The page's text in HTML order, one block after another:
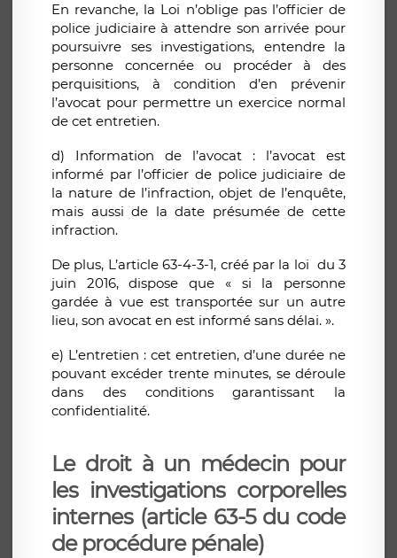
En revanche, la Loi n’oblige pas l’officier de
police judiciaire à attendre son arrivée pour
poursuivre ses investigations, entendre la
personne concernée ou procéder à des
perquisitions, à condition d’en prévenir
l’avocat pour permettre un exercice normal
de cet entretien.
d) Information de l’avocat : l’avocat est
informé par l’officier de police judiciaire de
la nature de l’infraction, objet de l’enquête,
mais aussi de la date présumée de cette
infraction.
De plus, L’article 63-4-3-1, créé par la loi du 3
juin 2016, dispose que « si la personne
gardée à vue est transportée sur un autre
lieu, son avocat en est informé sans délai. ».
e) L’entretien : cet entretien, d’une durée ne
pouvant excéder trente minutes, se déroule
dans des conditions garantissant la
confidentialité.
Le droit à un médecin pour
les investigations corporelles
internes (article 63-5 du code
de procédure pénale)